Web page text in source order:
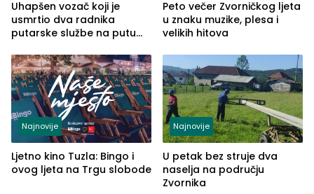
Uhapšen vozač koji je
usmrtio dva radnika
putarske službe na putu
(FOTO)
Peto večer Zvorničkog ljeta
u znaku muzike, plesa i
velikih hitova
Najnovije
Ljetno kino Tuzla: Bingo i
ovog ljeta na Trgu slobode
Najnovije
U petak bez struje dva
naselja na području
Zvornika